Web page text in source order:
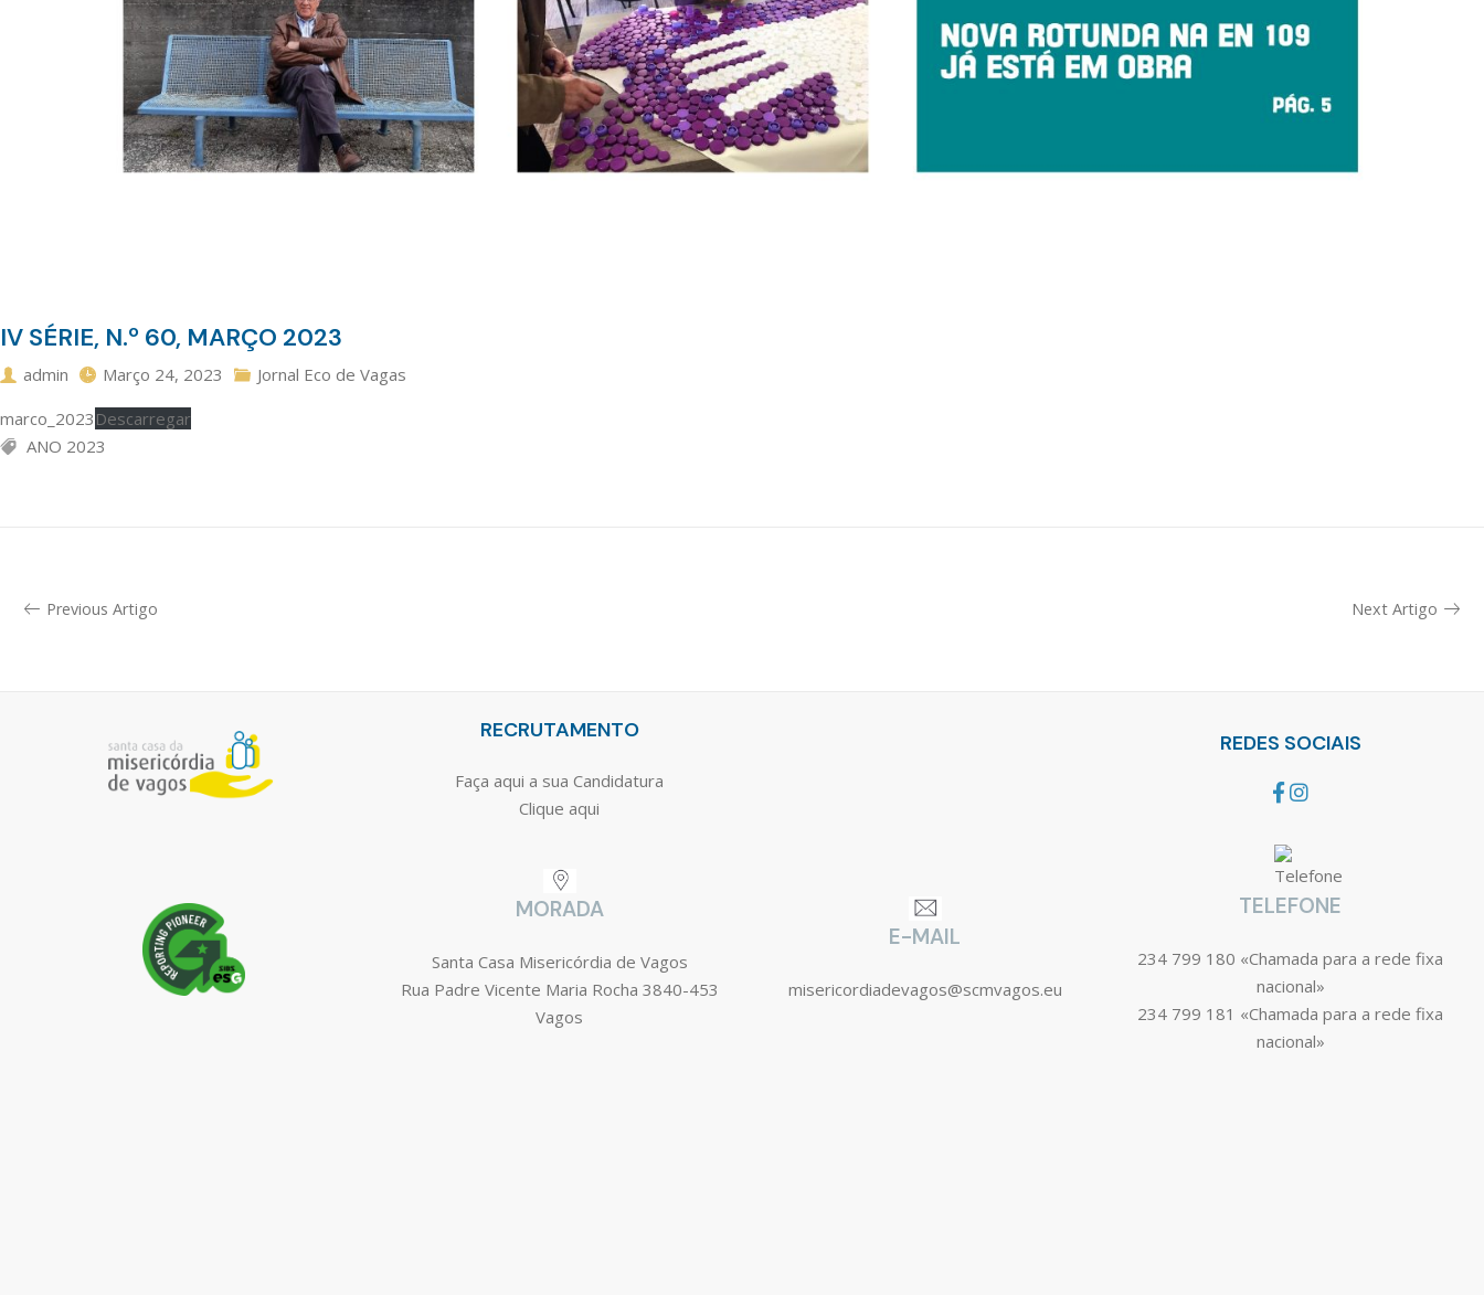
IV SÉRIE, N.º 60, MARÇO 2023
admin Março 24, 2023
Jornal Eco de Vagas
marco_2023 Descarregar
ANO 2023
Previous Artigo Next Artigo
RECRUTAMENTO
Faça aqui a sua Candidatura
Clique aqui
REDES SOCIAIS
MORADA
Santa Casa Misericórdia de Vagos
Rua Padre Vicente Maria Rocha 3840-453
Vagos
E-MAIL
misericordiadevagos@scmvagos.eu
TELEFONE
234 799 180 «Chamada para a rede fixa
nacional»
234 799 181 «Chamada para a rede fixa
nacional»